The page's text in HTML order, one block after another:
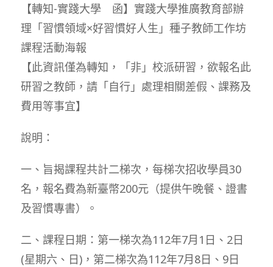
【轉知-實踐大學 函】實踐大學推廣教育部辦
理「習慣領域×好習慣好人生」種子教師工作坊
課程活動海報
【此資訊僅為轉知，「非」校派研習，欲報名此
研習之教師，請「自行」處理相關差假、課務及
費用等事宜】
說明：
一、旨揭課程共計二梯次，每梯次招收學員30
名，報名費為新臺幣200元（提供午晚餐、證書
及習慣專書）。
二、課程日期：第一梯次為112年7月1日、2日
(星期六、日)，第二梯次為112年7月8日、9日